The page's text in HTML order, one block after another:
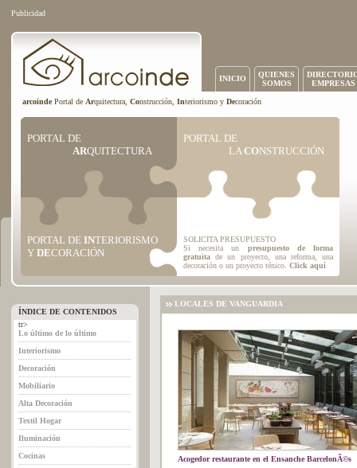
Publicidad
INICIO
QUIENES
SOMOS
EMPRESAS
arcoindePortal de Arquitectura, Construcción, Interiorismo y Decoración
PORTAL DE
ARQUITECTURA
PORTAL DE
LACONSTRUCCIÓN
PORTAL DE INTERIORISMO
Y DECORACIÓN
SOLICITA PRESUPUESTO
Si necesita un presupuesto de forma
gratuitade un proyecto, una reforma, una
decoración o un proyecto ténico. Click aquí
ÍNDICE DE CONTENIDOS
tr>
Lo último de lo último
Interiorismo
Decoración
Mobiliario
Alta Decoración
Textil Hogar
Iluminación
Cocinas
LOCALES DE VANGUARDIA
Acogedor restaurante en el Ensanche BarcelonÃ©s